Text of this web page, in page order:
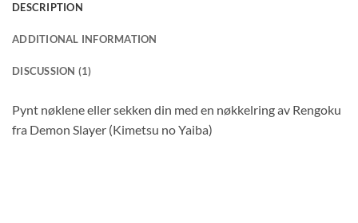
DESCRIPTION
ADDITIONAL INFORMATION
DISCUSSION (1)
Pynt nøklene eller sekken din med en nøkkelring av Rengoku
fra Demon Slayer (Kimetsu no Yaiba)